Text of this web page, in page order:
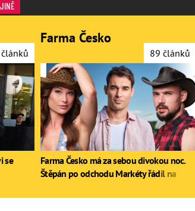
se
Farma Česko
89 článků
Farma Česko má za sebou divokou noc.
Štěpán po odchodu Markéty řádil na